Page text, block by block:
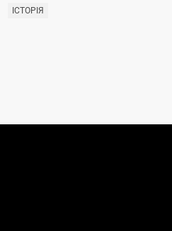
ІСТОРІЯ